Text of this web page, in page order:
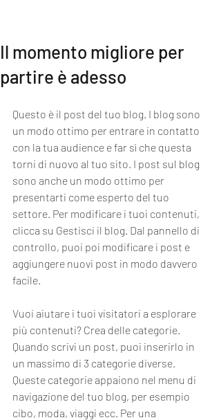
Il momento migliore per
partire è adesso
Questo è il post del tuo blog. I blog sono
un modo ottimo per entrare in contatto
con la tua audience e far sì che questa
torni di nuovo al tuo sito. I post sul blog
sono anche un modo ottimo per
presentarti come esperto del tuo
settore. Per modificare i tuoi contenuti,
clicca su Gestisci il blog. Dal pannello di
controllo, puoi poi modificare i post e
aggiungere nuovi post in modo davvero
facile.
Vuoi aiutare i tuoi visitatori a esplorare
più contenuti? Crea delle categorie.
Quando scrivi un post, puoi inserirlo in
un massimo di 3 categorie diverse.
Queste categorie appaiono nel menu di
navigazione del tuo blog, per esempio
cibo, moda, viaggi ecc. Per una